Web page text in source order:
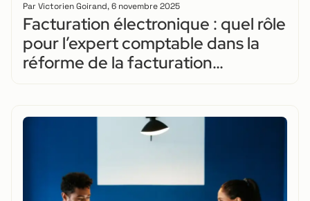
Par Victorien Goirand,6 novembre 2025
Facturation électronique : quel rôle
pour l’expert comptable dans la
réforme de la facturation